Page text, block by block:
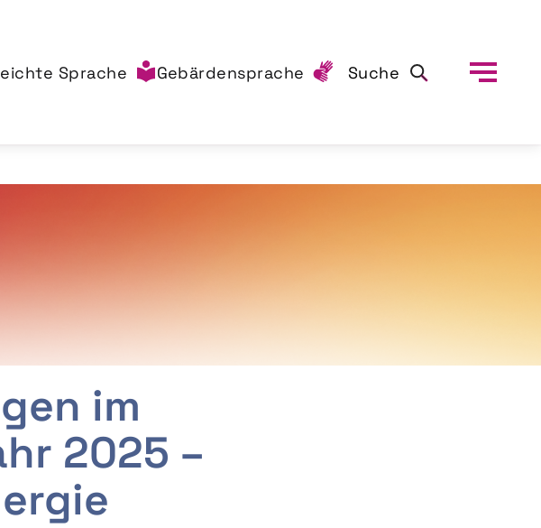
Sprache Gebärdensprache Suche
im
2025 –